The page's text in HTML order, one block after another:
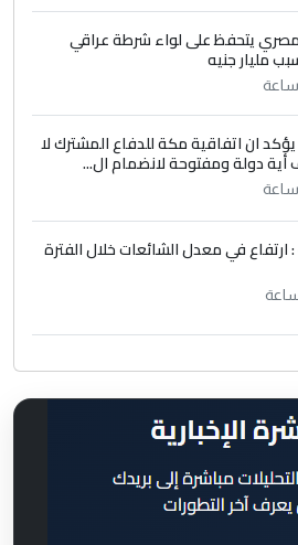
يتحفظ على لواء شرطة عراقي
مليار جنيه
ان اتفاقية مكة للدفاع المشترك لا
دولة ومفتوحة لانضمام ال...
: ارتفاع في معدل الشائعات خلال الفترة